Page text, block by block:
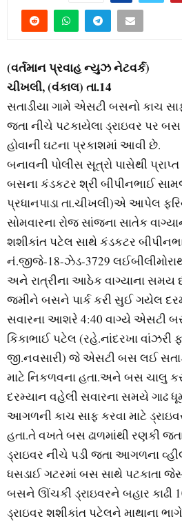
E
N
U
(વર્તમાન પ્રવાહ ન્‍યુઝ નેટવર્ક)
ચીખલી, (વંકાલ) તા.14
સતાડીયા ગામે એસટી બસનો કાચ
જતા નીચે પટકાયેલા ડ્રાઇવર પર
હોવાની ઘટના પ્રકાશમાં આવી છે.
બનાવની પોલીસ સૂત્રો પાસેથી
બસના કંડકટર શ્રી બીપીનભાઈ
પ્રધાનપાડા તા.ચીખલી)એ આપેલ
સોમવારના રોજ સાંજના સાતેક
શશીકાંત પટેલ સાથે કંડકટર
નં.જીજે-18-ઝેડ-3729
અને રાત્રીના આઠેક વાગ્‍યાના સમય
જમીને બસને પાર્ક કરી સુઈ ગયેલ
સવારના આશરે 4:40 વાગ્‍યે એસટી
કિકાભાઈ પટેલ (રહે.નાંદરખા વાંઝરી
જી.નવસારી) જે એસટી બસ લઈ
માટે નિકળવના હતા.અને બસ ચાલુ
દરમ્‍યાન વહેલી સવારના સમયે ગાઢ
આગળની કાચ સાફ કરવા માટે
હતા.તે વખતે બસ ઢાળમાંથી રણકી
ડ્રાઇવર નીચે પડી જતા આગળના
ધસડાઈ ગટરમાં બસ સાથે પટકાતા
બસને ઊંચકી ડ્રાઇવરને બહાર કાઢી
ડ્રાઇવર શશીકાંત પટેલને માથાના